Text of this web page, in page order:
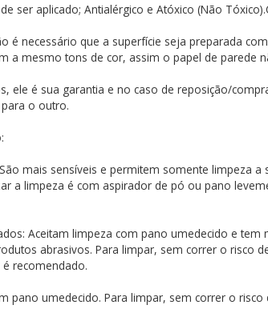
ser aplicado; Antialérgico e Atóxico (Não
é necessário que a superfície seja preparada
a mesmo tons de cor, assim o papel de parede
ele é sua garantia e no caso de reposição/
o outro.
mais sensíveis e permitem somente limpeza
a limpeza é com aspirador de pó ou pano
Aceitam limpeza com pano umedecido e
abrasivos. Para limpar, sem correr o risco
recomendado.
pano umedecido. Para limpar, sem correr o